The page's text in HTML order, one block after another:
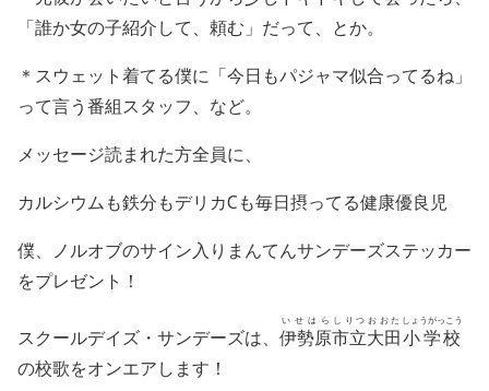
「誰か女の子紹介して、頼む」だって、とか。
＊スウェット着てる僕に「今日もパジャマ似合ってるね」
って言う番組スタッフ、など。
メッセージ読まれた方全員に、
カルシウムも鉄分もデリカCも毎日摂ってる健康優良児
僕、ノルオブのサイン入りまんてんサンデーズステッカー
をプレゼント！
スクールデイズ・サンデーズは、 伊勢原
いせはら
市立
しりつ
大田
おおた
小学校
しょうがっこう
の校歌をオンエアします！